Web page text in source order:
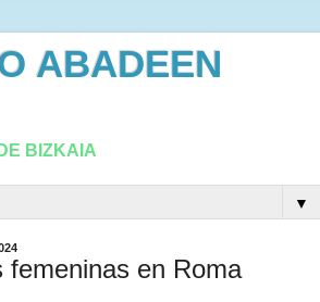
ABADEEN
BIZKAIA
▼
femeninas en Roma